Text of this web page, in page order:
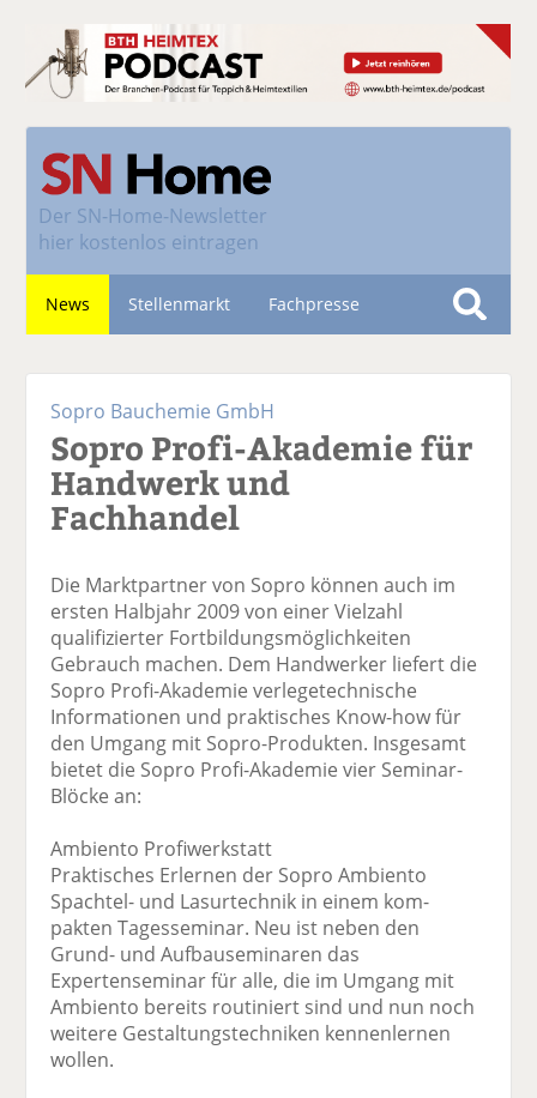
Der SN-Home-Newsletter
hier kostenlos eintragen
News Stellenmarkt Fachpresse
S
e
Sopro Bauchemie GmbH
Sopro Profi-Akademie für
Handwerk und
Fachhandel
Die Marktpartner von Sopro können auch im
ersten Halbjahr 2009 von einer Vielzahl
qualifizierter Fortbildungsmöglichkeiten
Gebrauch machen. Dem Handwerker liefert die
Sopro Profi-Akademie verlegetechnische
Informationen und praktisches Know-how für
den Umgang mit Sopro-Produkten. Insgesamt
bietet die Sopro Profi-Akademie vier Seminar-
Blöcke an:
Ambiento Profiwerkstatt
Praktisches Erlernen der Sopro Ambiento
Spachtel- und Lasurtechnik in einem kom-
pakten Tagesseminar. Neu ist neben den
Grund- und Aufbauseminaren das
Expertenseminar für alle, die im Umgang mit
Ambiento bereits routiniert sind und nun noch
weitere Gestaltungstechniken kennenlernen
wollen.